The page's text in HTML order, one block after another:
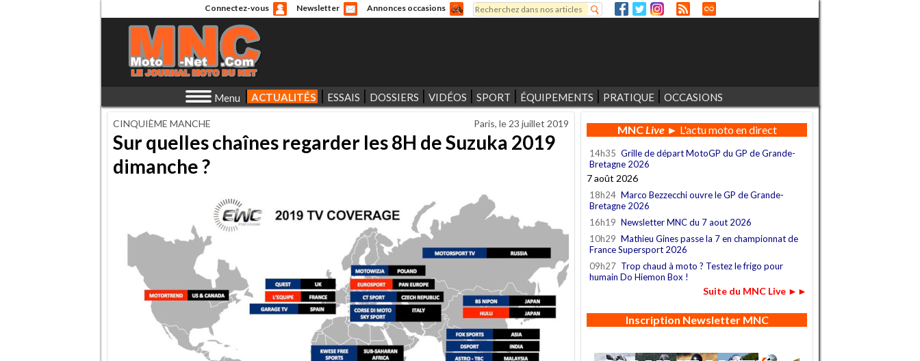
Connectez-vous Newsletter Annonces occasions
Formulaire de recherche
Rechercher
Menu ACTUALITÉS ESSAIS DOSSIERS VIDÉOS SPORT ÉQUIPEMENTS PRATIQUE OCCASIONS
CINQUIÈME MANCHE Paris, le 23 juillet 2019
Sur quelles chaînes regarder les 8H de Suzuka 2019
dimanche ?
MNCLive► L'actu moto en direct
14h35 Grille de départ MotoGP du GP de Grande-
Bretagne 2026
7 août 2026
18h24 Marco Bezzecchi ouvre le GP de Grande-
Bretagne 2026
16h19 Newsletter MNC du 7 aout 2026
10h29 Mathieu Gines passe la 7 en championnat de
France Supersport 2026
09h27 Trop chaud à moto ? Testez le frigo pour
humain Do Hiemon Box !
Suite du MNC Live ►►
Inscription Newsletter MNC